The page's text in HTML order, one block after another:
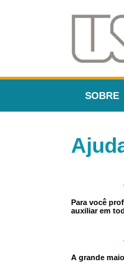
SOBRE
Para você
auxiliar em
A grande